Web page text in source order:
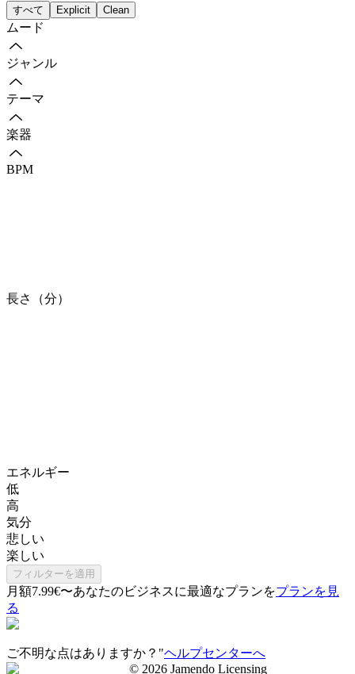
すべて Explicit Clean
ムード
ジャンル
テーマ
楽器
BPM
長さ（分）
エネルギー
低
高
気分
悲しい
楽しい
フィルターを適用
月額7.99€〜あなたのビジネスに最適なプランをプランを見
る
ご不明な点はありますか？"ヘルプセンターへ
© 2026 Jamendo Licensing